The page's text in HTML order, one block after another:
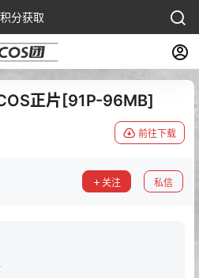
积分获取
正片[91P-96MB]
前往下载
关注 私信